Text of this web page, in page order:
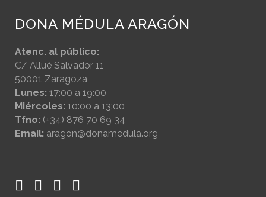
DONA MÉDULA ARAGÓN
Atenc. al público:
C/ Allué Salvador 11
50001 Zaragoza
Lunes: 17:00 a 19:00
Miércoles: 10:00 a 13:00
Tfno: (+34) 876 70 69 34
Email: aragon@donamedula.org